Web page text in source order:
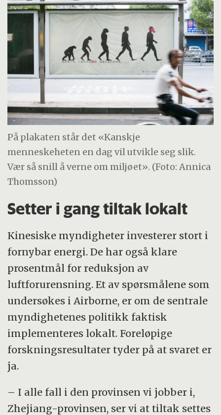
På plakaten står det «Kanskje
menneskeheten en dag vil utvikle seg slik.
Vær så snill å verne om miljøet». (Foto: Annica
Thomsson)
Setter i gang tiltak lokalt
Kinesiske myndigheter investerer stort i
fornybar energi. De har også klare
prosentmål for reduksjon av
luftforurensning. Et av spørsmålene som
undersøkes i Airborne, er om de sentrale
myndighetenes politikk faktisk
implementeres lokalt. Foreløpige
forskningsresultater tyder på at svaret er
ja.
– I alle fall i den provinsen vi jobber i,
Zhejiang-provinsen, ser vi at tiltak settes